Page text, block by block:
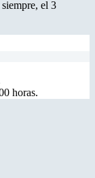
el 3
horas.